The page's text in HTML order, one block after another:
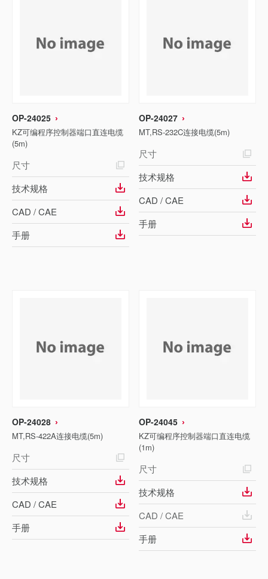
OP-24025
KZ可编程序控制器端口直连电缆
(5m)
尺寸
技术规格
CAD / CAE
手册
OP-24027
MT,RS-232C连接电缆(5m)
尺寸
技术规格
CAD / CAE
手册
OP-24028
MT,RS-422A连接电缆(5m)
尺寸
技术规格
CAD / CAE
手册
OP-24045
KZ可编程序控制器端口直连电缆
(1m)
尺寸
技术规格
CAD / CAE
手册